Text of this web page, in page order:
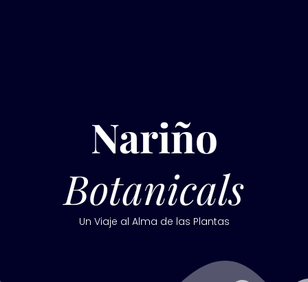
Nariño
Botanicals
Un Viaje al Alma de las Plantas